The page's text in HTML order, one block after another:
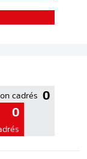
0
cadrés
0